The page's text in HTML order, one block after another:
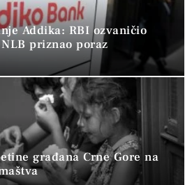
Addika: RBI ozvaničio
priznao poraz
građana Crne Gore na